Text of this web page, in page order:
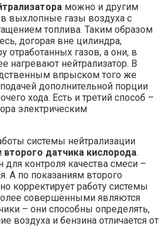
можно и другим
выхлопные газы воздуха с
топлива. Таким образом
догорая вне цилиндра,
отработанных газов, а они, в
нагревают нейтрализатор. В
впрыском того же
дополнительной порции
хода. Есть и третий способ –
электрическим
системы нейтрализации
второго датчика кислорода.
контроля качества смеси –
А по показаниям второго
корректирует работу системы
совершенными являются
– они способны определять,
воздуха и бензина отличается от